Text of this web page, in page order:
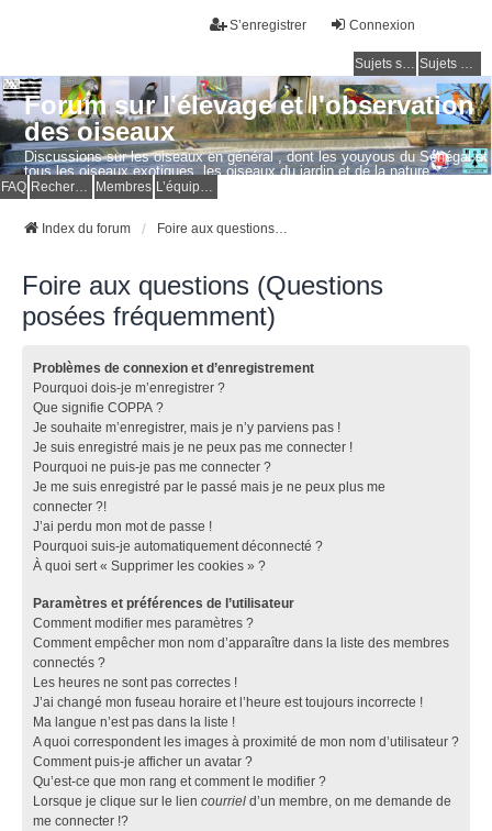
Connexion
S’enregistrer
Sujets sans réponse Sujets actifs
Forum sur l'élevage et l'observation
des oiseaux
Discussions sur les oiseaux en général , dont les youyous du Sénégal et
tous les oiseaux exotiques, les oiseaux du jardin et de la nature.
Questions, photos, expériences.
FAQ Membres
Index du forum
Foire aux questions (Questions
posées fréquemment)
Problèmes de connexion et d’enregistrement
Pourquoi dois-je m’enregistrer ?
Que signifie COPPA ?
Je souhaite m’enregistrer, mais je n’y parviens pas !
Je suis enregistré mais je ne peux pas me connecter !
Pourquoi ne puis-je pas me connecter ?
Je me suis enregistré par le passé mais je ne peux plus me
connecter ?!
J’ai perdu mon mot de passe !
Pourquoi suis-je automatiquement déconnecté ?
À quoi sert « Supprimer les cookies » ?
Paramètres et préférences de l’utilisateur
Comment modifier mes paramètres ?
Comment empêcher mon nom d’apparaître dans la liste des membres
connectés ?
Les heures ne sont pas correctes !
J’ai changé mon fuseau horaire et l’heure est toujours incorrecte !
Ma langue n’est pas dans la liste !
A quoi correspondent les images à proximité de mon nom d’utilisateur ?
Comment puis-je afficher un avatar ?
Qu’est-ce que mon rang et comment le modifier ?
Lorsque je clique sur le lien courriel d’un membre, on me demande de
me connecter !?